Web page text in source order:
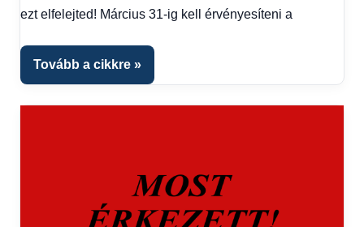
1
ezt elfelejted! Március 31-ig kell érvényesíteni a
Tovább a cikkre